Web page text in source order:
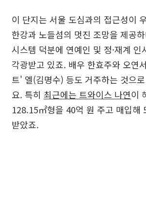
이 단지는 서울 도심과의 접근성이
한강과 노들섬의 멋진 조망을 제공
시스템 덕분에 연예인 및 정·재계 인
각광받고 있죠. 배우 한효주와 오연
트' 엘(김명수) 등도 거주하는 것으
요. 특히 최근에는 트와이스 나연이
128.15㎡형을 40억 원 주고 매입해
받았죠.